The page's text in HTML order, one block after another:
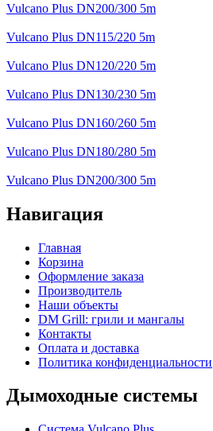
Vulcano Plus DN200/300 5m
Vulcano Plus DN115/220 5m
Vulcano Plus DN120/220 5m
Vulcano Plus DN130/230 5m
Vulcano Plus DN160/260 5m
Vulcano Plus DN180/280 5m
Vulcano Plus DN200/300 5m
Навигация
Главная
Корзина
Оформление заказа
Производитель
Наши объекты
DM Grill: грили и мангалы
Контакты
Оплата и доставка
Политика конфиденциальности
Дымоходные системы